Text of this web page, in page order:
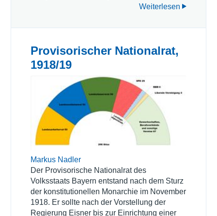
Weiterlesen
Provisorischer Nationalrat,
1918/19
Markus Nadler
Der Provisorische Nationalrat des
Volksstaats Bayern entstand nach dem Sturz
der konstitutionellen Monarchie im November
1918. Er sollte nach der Vorstellung der
Regierung Eisner bis zur Einrichtung einer